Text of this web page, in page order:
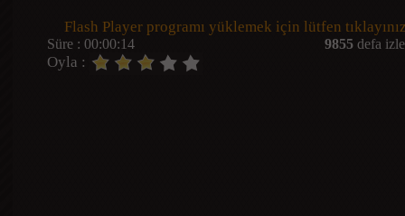
Flash Player programı yüklemek için lütfen
Süre : 00:00:14 9855 defa
Oyla :